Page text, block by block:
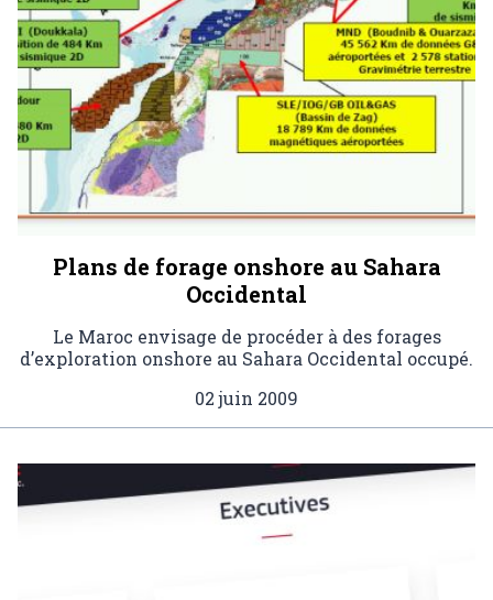
Plans de forage onshore au Sahara
Occidental
Le Maroc envisage de procéder à des forages
d’exploration onshore au Sahara Occidental occupé.
02 juin 2009